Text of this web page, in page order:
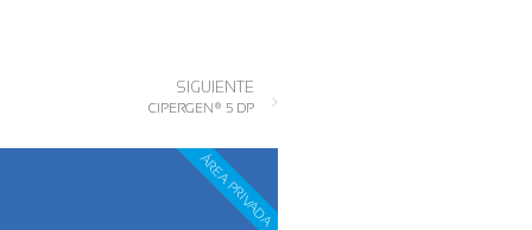
SIGUIENTE
CIPERGEN® 5 DP
ÁREA PRIVADA